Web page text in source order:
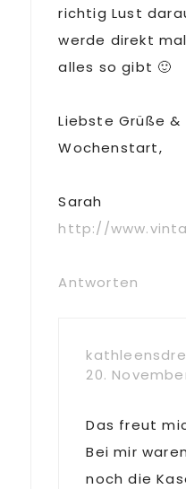
richtig Lust
werde direkt
alles so gibt 🙂
Liebste Grüße
Wochenstart,
Sarah
http://
Antworten
20.
Das freut
Bei mir
noch die